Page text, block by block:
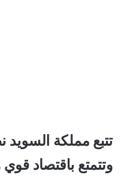
تتبع مملكة السويد
وتتمتع باقتصاد